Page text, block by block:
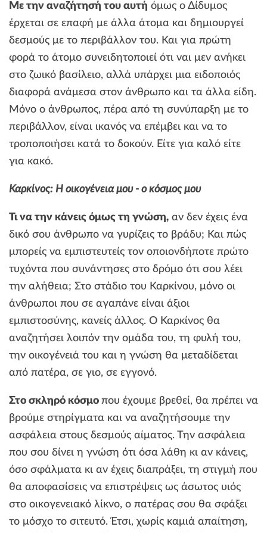
Με την αναζήτησή του αυτή όμως ο Δίδυμος
έρχεται σε επαφή με άλλα άτομα και δημιουργεί
δεσμούς με το περιβάλλον του. Και για πρώτη
φορά το άτομο συνειδητοποιεί ότι ναι μεν ανήκει
στο ζωικό βασίλειο, αλλά υπάρχει μια ειδοποιός
διαφορά ανάμεσα στον άνθρωπο και τα άλλα είδη.
Μόνο ο άνθρωπος, πέρα από τη συνύπαρξη με το
περιβάλλον, είναι ικανός να επέμβει και να το
τροποποιήσει κατά το δοκούν. Είτε για καλό είτε
για κακό.
Καρκίνος: Η οικογένεια μου - ο κόσμος μου
Τι να την κάνεις όμως τη γνώση, αν δεν έχεις ένα
δικό σου άνθρωπο να γυρίζεις το βράδυ; Και πώς
μπορείς να εμπιστευτείς τον οποιονδήποτε πρώτο
τυχόντα που συνάντησες στο δρόμο ότι σου λέει
την αλήθεια; Στο στάδιο του Καρκίνου, μόνο οι
άνθρωποι που σε αγαπάνε είναι άξιοι
εμπιστοσύνης, κανείς άλλος. Ο Καρκίνος θα
αναζητήσει λοιπόν την ομάδα του, τη φυλή του,
την οικογένειά του και η γνώση θα μεταδίδεται
από πατέρα, σε γιο, σε εγγονό.
Στο σκληρό κόσμο που έχουμε βρεθεί, θα πρέπει να
βρούμε στηρίγματα και να αναζητήσουμε την
ασφάλεια στους δεσμούς αίματος. Την ασφάλεια
που σου δίνει η γνώση ότι όσα λάθη κι αν κάνεις,
όσο σφάλματα κι αν έχεις διαπράξει, τη στιγμή που
θα αποφασίσεις να επιστρέψεις ως άσωτος υιός
στο οικογενειακό λίκνο, ο πατέρας σου θα σφάξει
το μόσχο το σιτευτό. Έτσι, χωρίς καμιά απαίτηση,